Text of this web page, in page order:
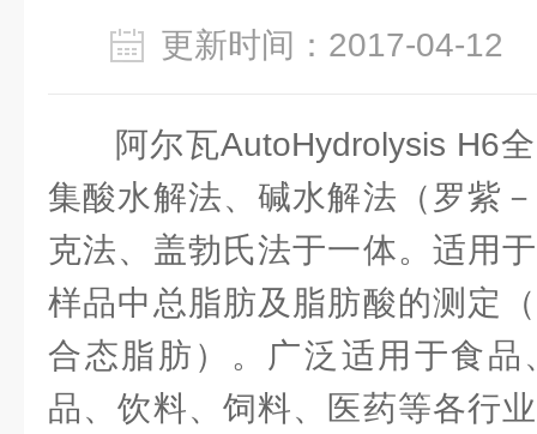
更新时间：2017-04-
阿尔瓦AutoHydrolysis H6
集酸水解法、碱水解法（罗紫
克法、盖勃氏法于一体。适用
样品中总脂肪及脂肪酸的测定
合态脂肪）。广泛适用于食品
品、饮料、饲料、医药等各行